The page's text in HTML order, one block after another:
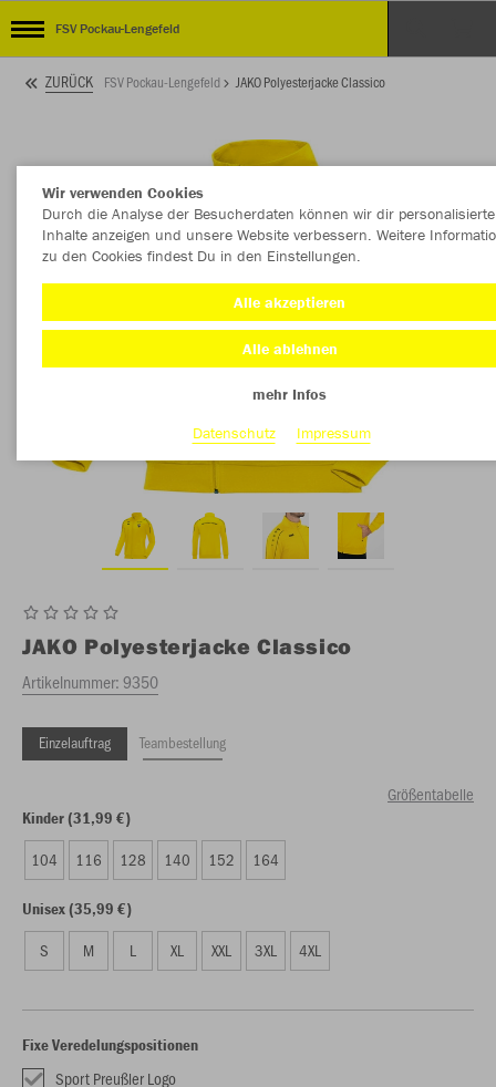
FSV Pockau-Lengefeld
ZURÜCK FSV Pockau-Lengefeld JAKO Polyesterjacke Classico
JAKO Polyesterjacke Classico
Artikelnummer:9350
Einzelauftrag Teambestellung
Größentabelle
Kinder (31,99 €)
104 116 128 140 152 164
Unisex (35,99 €)
S M L XL XXL 3XL 4XL
Fixe Veredelungspositionen
Sport Preußler Logo
Wir verwenden Cookies
Durch die Analyse der Besucherdaten können wir dir personalisierte
Inhalte anzeigen und unsere Website verbessern. Weitere
zu den Cookies findest Du in den Einstellungen.
Alle akzeptieren
Alle ablehnen
mehr Infos
Datenschutz
Impressum